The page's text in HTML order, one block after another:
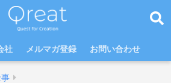
社 メルマガ登録 お問い合わせ